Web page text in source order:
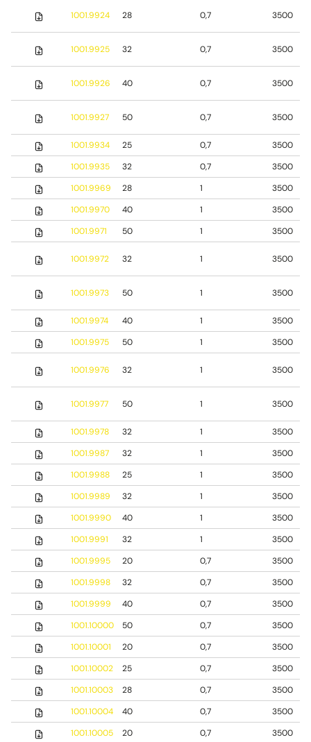
1001.9924 28 0,7 3500
1001.9925 32 0,7 3500
1001.9926 40 0,7 3500
1001.9927 50 0,7 3500
1001.9934 25 0,7
3500
1001.9935
32 0,7
3500
1001.9969
28 1
3500
1001.9970
40 1
3500
1001.9971
50 1 3500
1001.9972 32 1 3500
1001.9973 50 1 3500
1001.9974 40 1
3500
1001.9975
50 1 3500
1001.9976 32 1 3500
1001.9977 50 1 3500
1001.9978 32 1
3500
1001.9987
32 1
3500
1001.9988
25 1
3500
1001.9989
32 1
3500
1001.9990
40 1
3500
1001.9991
32 1
3500
1001.9995
20 0,7
3500
1001.9998
32 0,7
3500
1001.9999
40 0,7
3500
1001.10000
50 0,7
3500
1001.10001
20 0,7
3500
1001.10002
25 0,7
3500
1001.10003
28 0,7
3500
1001.10004
40 0,7
3500
1001.10005
20 0,7
3500